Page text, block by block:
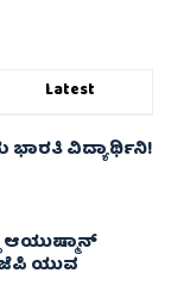
Latest
ವಿದ್ಯಾರ್ಥಿನಿ!
ಆಯುಷ್ಮಾನ್
ಯುವ